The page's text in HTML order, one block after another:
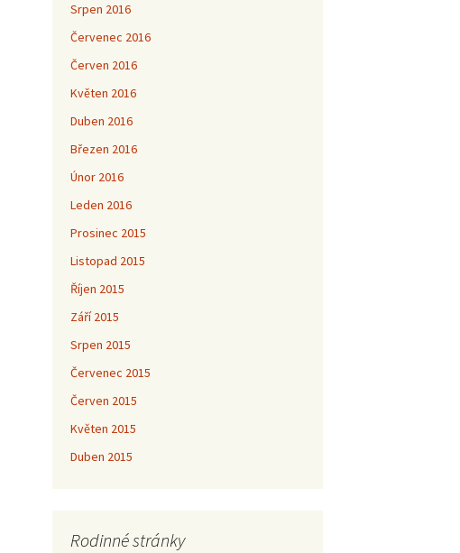
Srpen 2016
Červenec 2016
Červen 2016
Květen 2016
Duben 2016
Březen 2016
Únor 2016
Leden 2016
Prosinec 2015
Listopad 2015
Říjen 2015
Září 2015
Srpen 2015
Červenec 2015
Červen 2015
Květen 2015
Duben 2015
Rodinné stránky